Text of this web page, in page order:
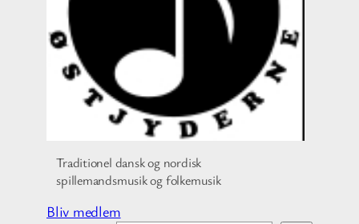
Traditionel dansk og nordisk
spillemandsmusik og folkemusik
Bliv medlem